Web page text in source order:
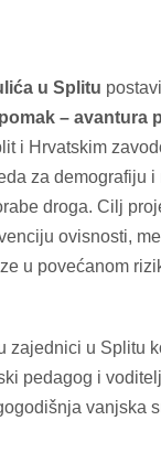
u Splitu
– avantura
i Hrvatskim
za demografiju i
droga. Cilj
ovisnosti,
u povećanom
zajednici u Splitu
pedagog i
vanjska